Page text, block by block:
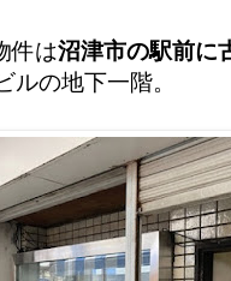
件は沼津市の駅前に
ルの地下一階。